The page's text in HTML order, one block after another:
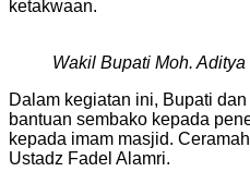
ketakwaan.
Wakil Bupati Moh.
Dalam kegiatan ini, Bupati
bantuan sembako kepada
kepada imam masjid.
Ustadz Fadel Alamri.